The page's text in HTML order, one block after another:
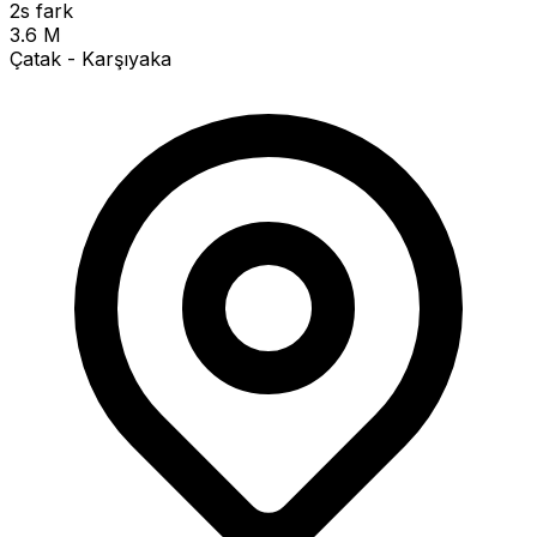
2s fark
3.6 M
Çatak - Karşıyaka